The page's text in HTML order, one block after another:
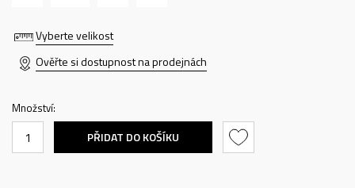
Vyberte velikost
Ověřte si dostupnost na prodejnách
Množství:
PŘIDAT DO KOŠÍKU